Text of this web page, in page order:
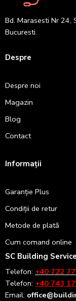
Bd. Marasesti Nr 24,
Bucuresti.
Despre
Despre noi
Magazin
Blog
Contact
Informații
Garanție Plus
Condiții de retur
Metode de plată
Cum comand online
SC Building
Telefon: +40 722
Telefon: +40 743
Email: